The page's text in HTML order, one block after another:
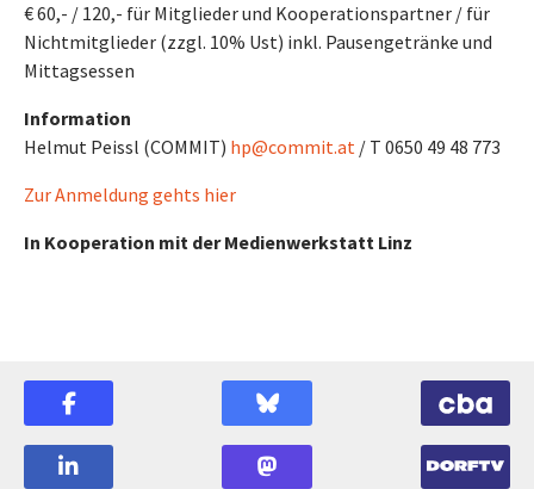
€ 60,- / 120,- für Mitglieder und Kooperationspartner / für
Nichtmitglieder (zzgl. 10% Ust) inkl. Pausengetränke und
Mittagsessen
Information
Helmut Peissl (COMMIT) hp@commit.at / T 0650 49 48 773
Zur Anmeldung gehts hier
In Kooperation mit der Medienwerkstatt Linz